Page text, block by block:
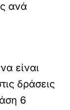
ανά
είναι
δράσεις
6